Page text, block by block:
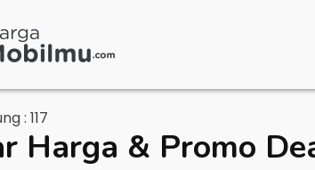
: 117
Harga & Promo